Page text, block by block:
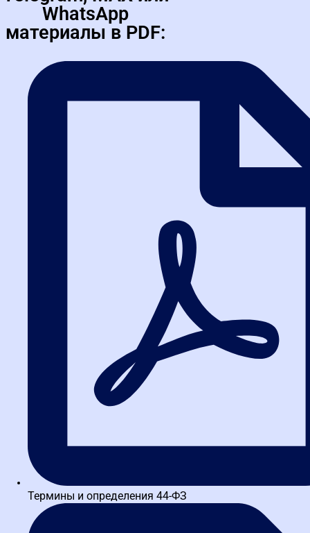
Управляющий партнер компании «Буква-Закона». Начальник
контролирующих органах. Статус...
Омельяненко Анастасия Витальевна
Заместитель начальника тендерного отдела генподрядчика ОАО
«Российские железные дороги». Член Ассоциации Юристов
России. Руководитель комплаенс направления АО Группы
компаний «Нацпроектстрой»....
Сразу отправим в
Telegram, MAX или
материалы в PDF: